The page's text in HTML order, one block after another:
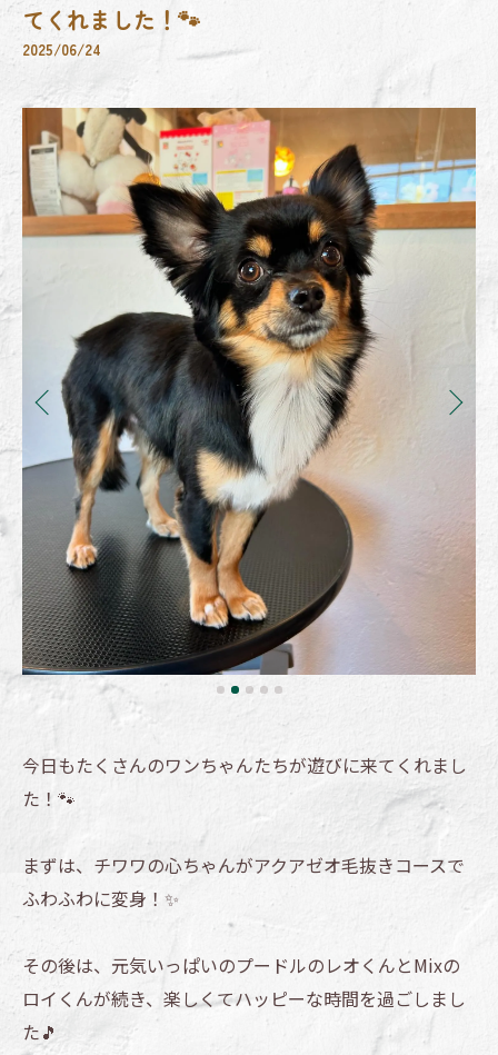
てくれました！🐾
2025/06/24
今日もたくさんのワンちゃんたちが遊びに来てくれまし
た！🐾
まずは、チワワの心ちゃんがアクアゼオ毛抜きコースで
ふわふわに変身！✨
その後は、元気いっぱいのプードルのレオくんとMixの
ロイくんが続き、楽しくてハッピーな時間を過ごしまし
た🎵